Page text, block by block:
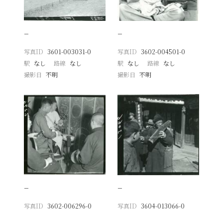
−
写真ID 3601-003031-0
駅 なし 路線 なし
撮影日
不明
−
写真ID 3602-004501-0
駅 なし 路線 なし
撮影日 不明
−
写真ID 3602-006296-0
−
写真ID 3604-013066-0